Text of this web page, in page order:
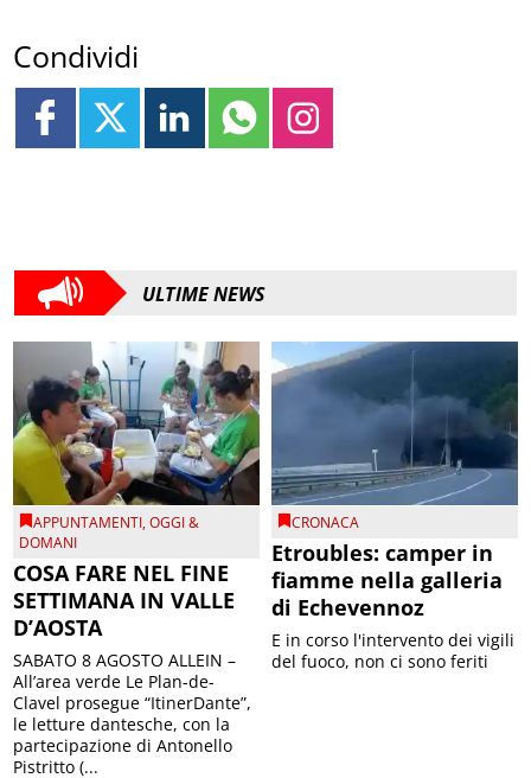
Condividi
ULTIME NEWS
APPUNTAMENTI,OGGI &
DOMANI
COSA FARE NEL FINE
SETTIMANA IN VALLE
D’AOSTA
SABATO 8 AGOSTO ALLEIN –
All’area verde Le Plan-de-
Clavel prosegue “ItinerDante”,
le letture dantesche, con la
partecipazione di Antonello
Pistritto (...
CRONACA
Etroubles: camper in
fiamme nella galleria
di Echevennoz
E in corso l'intervento dei vigili
del fuoco, non ci sono feriti